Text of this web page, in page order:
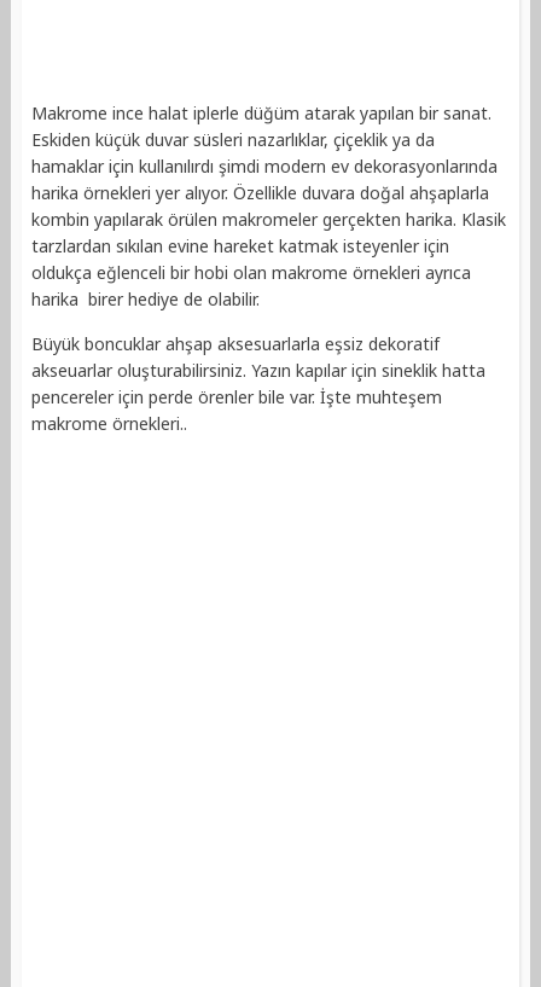
Makrome ince halat iplerle düğüm atarak yapılan bir sanat.
Eskiden küçük duvar süsleri nazarlıklar, çiçeklik ya da
hamaklar için kullanılırdı şimdi modern ev dekorasyonlarında
harika örnekleri yer alıyor. Özellikle duvara doğal ahşaplarla
kombin yapılarak örülen makromeler gerçekten harika. Klasik
tarzlardan sıkılan evine hareket katmak isteyenler için
oldukça eğlenceli bir hobi olan makrome örnekleri ayrıca
harika birer hediye de olabilir.
Büyük boncuklar ahşap aksesuarlarla eşsiz dekoratif
akseuarlar oluşturabilirsiniz. Yazın kapılar için sineklik hatta
pencereler için perde örenler bile var. İşte muhteşem
makrome örnekleri..